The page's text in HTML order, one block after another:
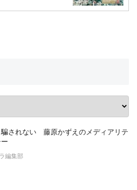
騙されない 藤原かずえのメディアリテ
編集部